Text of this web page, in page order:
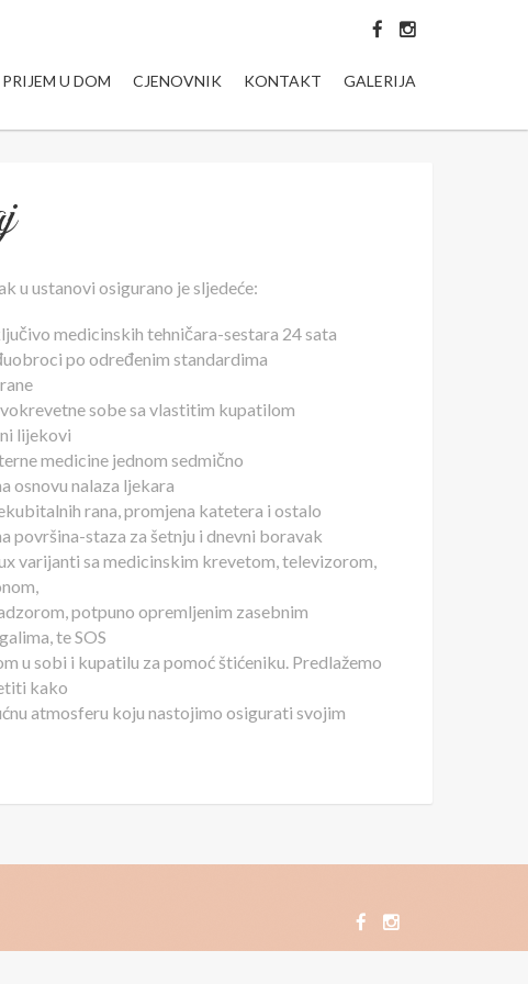
PRIJEM U DOM CJENOVNIK KONTAKT GALERIJA
u ustanovi osigurano je sljedeće:
medicinskih tehničara-sestara 24 sata
po određenim standardima
sobe sa vlastitim kupatilom
lijekovi
medicine jednom sedmično
osnovu nalaza ljekara
rana, promjena katetera i ostalo
površina-staza za šetnju i dnevni boravak
varijanti sa medicinskim krevetom, televizorom,
potpuno opremljenim zasebnim
te SOS
u sobi i kupatilu za pomoć štićeniku. Predlažemo
kako
atmosferu koju nastojimo osigurati svojim